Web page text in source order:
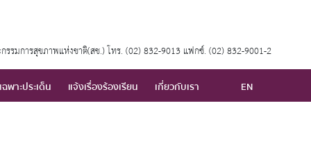
รรมการสุขภาพแห่งชาติ(สช.) โทร. (02) 832-9013 แฟกซ์. (02) 832-9001-2
พาะประเด็น แจ้งเรื่องร้องเรียน เกี่ยวกับเรา EN